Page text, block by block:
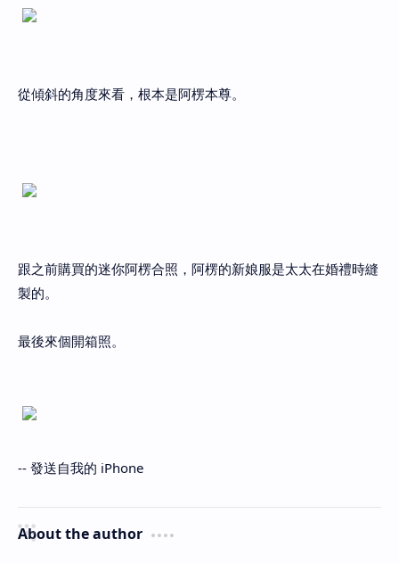
從傾斜的角度來看，根本是阿楞本尊。
跟之前購買的迷你阿楞合照，阿楞的新娘服是太太在婚禮時縫
製的。
最後來個開箱照。
-- 發送自我的 iPhone
About the author